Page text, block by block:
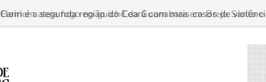
Homem ateia fogo no guichê da Guanabara em Brejo Santo